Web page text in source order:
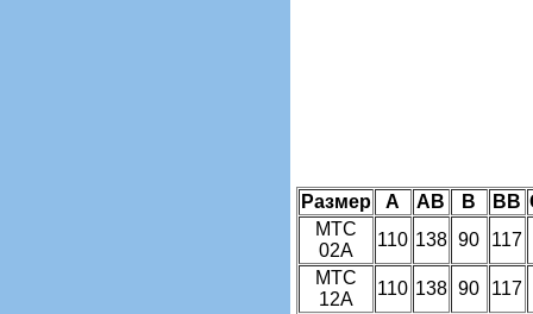
Размер А АВ В ВВ
MTC
02A
110 138 90
117
MTC
12A
110 138 90
117